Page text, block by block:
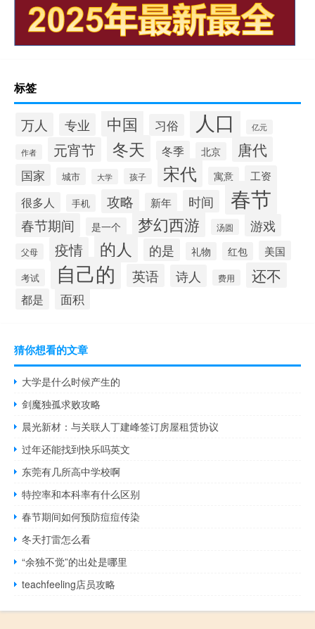
标签
万人 专业 中国 习俗 人口 亿元
作者 元宵节 冬天 冬季 北京 唐代
国家 城市 大学 孩子 宋代 寓意 工资
很多人 手机 攻略 新年 时间 春节
春节期间 是一个 梦幻西游 汤圆 游戏
父母 疫情 的人 的是 礼物 红包 美国
考试 自己的 英语 诗人 费用 还不
都是 面积
猜你想看的文章
大学是什么时候产生的
剑魔独孤求败攻略
晨光新材：与关联人丁建峰签订房屋租赁协议
过年还能找到快乐吗英文
东莞有几所高中学校啊
特控率和本科率有什么区别
春节期间如何预防痘痘传染
冬天打雷怎么看
“余独不觉”的出处是哪里
teachfeeling店员攻略